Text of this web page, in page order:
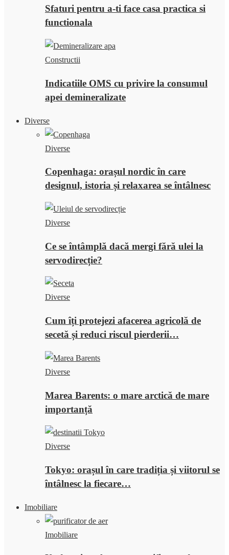
Sfaturi pentru a-ti face casa practica si
functionala
Constructii
Indicatiile OMS cu privire la consumul
apei demineralizate
Diverse
Diverse
Copenhaga: orașul nordic în care
designul, istoria și relaxarea se întâlnesc
Diverse
Ce se întâmplă dacă mergi fără ulei la
servodirecție?
Diverse
Cum îți protejezi afacerea agricolă de
secetă și reduci riscul pierderii…
Diverse
Marea Barents: o mare arctică de mare
importanță
Diverse
Tokyo: orașul în care tradiția și viitorul se
întâlnesc la fiecare…
Imobiliare
Imobiliare